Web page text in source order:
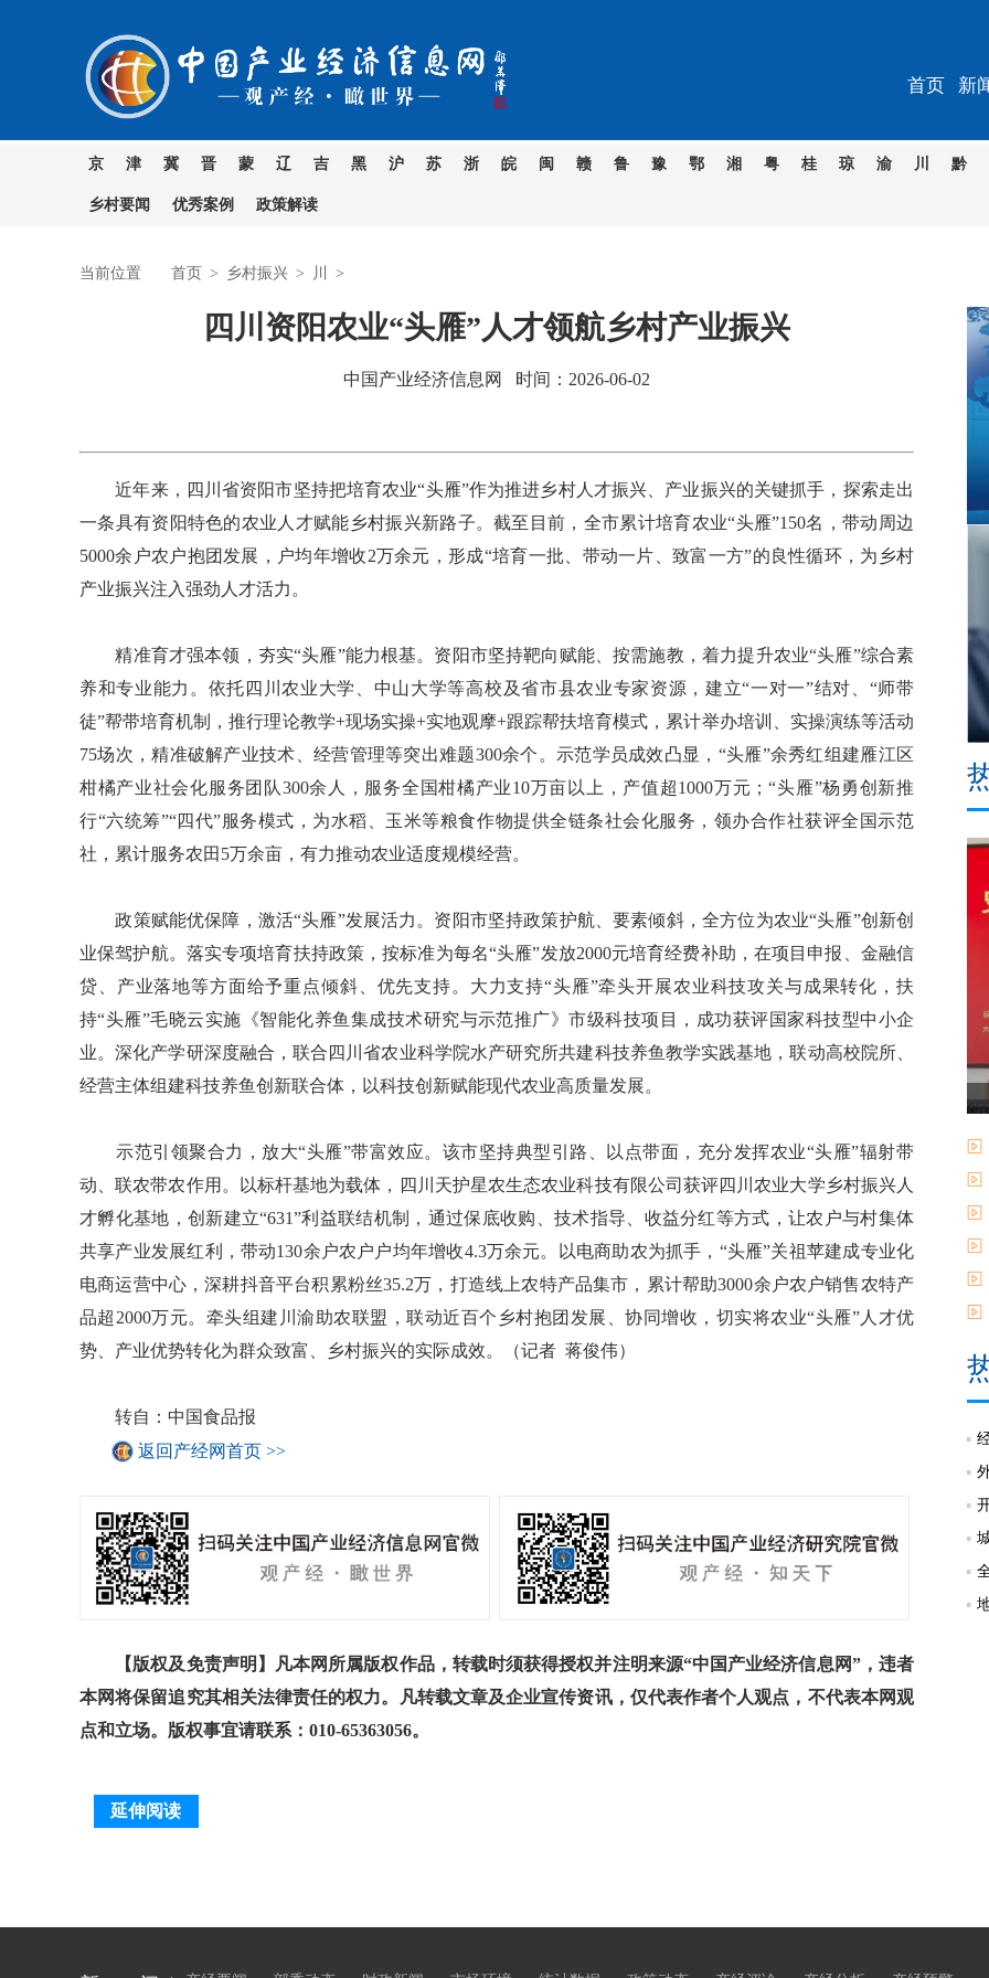
首页 新
京 津 冀 晋 蒙 辽 吉 黑 沪 苏 浙 皖 闽 赣 鲁 豫 鄂 湘 粤 桂 琼 渝 川 黔
乡村要闻 优秀案例 政策解读
当前位置 首页 > 乡村振兴 > 川 >
四川资阳农业“头雁”人才领航乡村产业振兴
中国产业经济信息网 时间：2026-06-02
近年来，四川省资阳市坚持把培育农业“头雁”作为推进乡村人才振兴、产业振兴的关键抓手，探索走出
一条具有资阳特色的农业人才赋能乡村振兴新路子。截至目前，全市累计培育农业“头雁”150名，带动周边
5000余户农户抱团发展，户均年增收2万余元，形成“培育一批、带动一片、致富一方”的良性循环，为乡村
产业振兴注入强劲人才活力。
精准育才强本领，夯实“头雁”能力根基。资阳市坚持靶向赋能、按需施教，着力提升农业“头雁”综合素
养和专业能力。依托四川农业大学、中山大学等高校及省市县农业专家资源，建立“一对一”结对、“师带
徒”帮带培育机制，推行理论教学+现场实操+实地观摩+跟踪帮扶培育模式，累计举办培训、实操演练等活动
75场次，精准破解产业技术、经营管理等突出难题300余个。示范学员成效凸显，“头雁”余秀红组建雁江区
柑橘产业社会化服务团队300余人，服务全国柑橘产业10万亩以上，产值超1000万元；“头雁”杨勇创新推
行“六统筹”“四代”服务模式，为水稻、玉米等粮食作物提供全链条社会化服务，领办合作社获评全国示范
社，累计服务农田5万余亩，有力推动农业适度规模经营。
政策赋能优保障，激活“头雁”发展活力。资阳市坚持政策护航、要素倾斜，全方位为农业“头雁”创新创
业保驾护航。落实专项培育扶持政策，按标准为每名“头雁”发放2000元培育经费补助，在项目申报、金融信
贷、产业落地等方面给予重点倾斜、优先支持。大力支持“头雁”牵头开展农业科技攻关与成果转化，扶
持“头雁”毛晓云实施《智能化养鱼集成技术研究与示范推广》市级科技项目，成功获评国家科技型中小企
业。深化产学研深度融合，联合四川省农业科学院水产研究所共建科技养鱼教学实践基地，联动高校院所、
经营主体组建科技养鱼创新联合体，以科技创新赋能现代农业高质量发展。
示范引领聚合力，放大“头雁”带富效应。该市坚持典型引路、以点带面，充分发挥农业“头雁”辐射带
动、联农带农作用。以标杆基地为载体，四川天护星农生态农业科技有限公司获评四川农业大学乡村振兴人
才孵化基地，创新建立“631”利益联结机制，通过保底收购、技术指导、收益分红等方式，让农户与村集体
共享产业发展红利，带动130余户农户户均年增收4.3万余元。以电商助农为抓手，“头雁”关祖苹建成专业化
电商运营中心，深耕抖音平台积累粉丝35.2万，打造线上农特产品集市，累计帮助3000余户农户销售农特产
品超2000万元。牵头组建川渝助农联盟，联动近百个乡村抱团发展、协同增收，切实将农业“头雁”人才优
势、产业优势转化为群众致富、乡村振兴的实际成效。（记者 蒋俊伟）
转自：中国食品报
返回产经网首页 >>
【版权及免责声明】凡本网所属版权作品，转载时须获得授权并注明来源“中国产业经济信息网”，违者
本网将保留追究其相关法律责任的权力。凡转载文章及企业宣传资讯，仅代表作者个人观点，不代表本网观
点和立场。版权事宜请联系：010-65363056。
延伸阅读